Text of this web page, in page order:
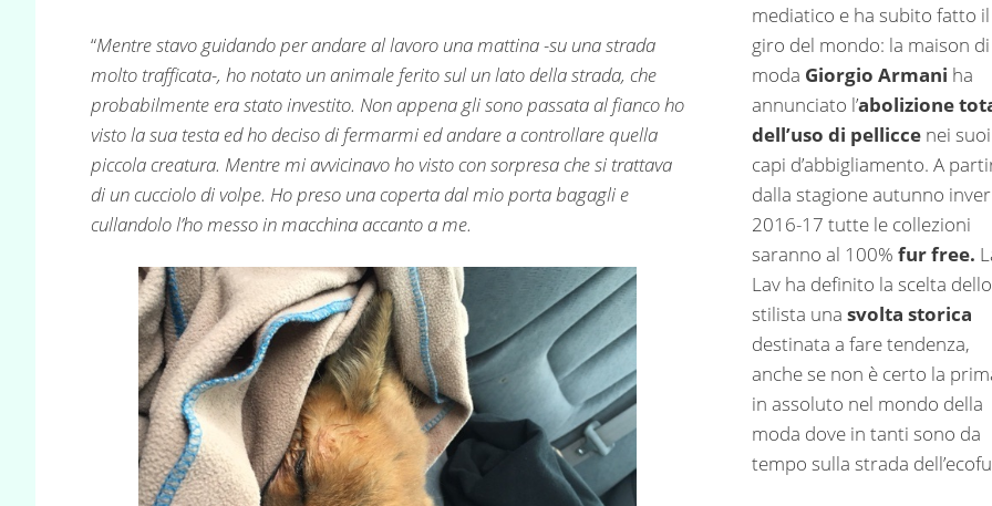
“Mentre stavo guidando per andare al lavoro una mattina -su una strada
molto trafficata-, ho notato un animale ferito sul un lato della strada, che
probabilmente era stato investito. Non appena gli sono passata al fianco ho
visto la sua testa ed ho deciso di fermarmi ed andare a controllare quella
piccola creatura. Mentre mi avvicinavo ho visto con sorpresa che si trattava
di un cucciolo di volpe. Ho preso una coperta dal mio porta bagagli e
cullandolo l’ho messo in macchina accanto a me.
mediatico e ha subito fatto il
giro del mondo: la maison di
moda Giorgio Armani ha
annunciato l’abolizione
dell’uso di pelliccenei suoi
capi d’abbigliamento. A
dalla stagione autunno
2016-17 tutte le collezioni
saranno al 100% fur free.
Lav ha definito la scelta dello
stilista una svolta storica
destinata a fare tendenza,
anche se non è certo la
in assoluto nel mondo della
moda dove in tanti sono da
tempo sulla strada